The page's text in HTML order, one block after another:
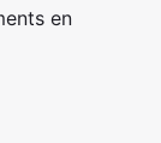
en